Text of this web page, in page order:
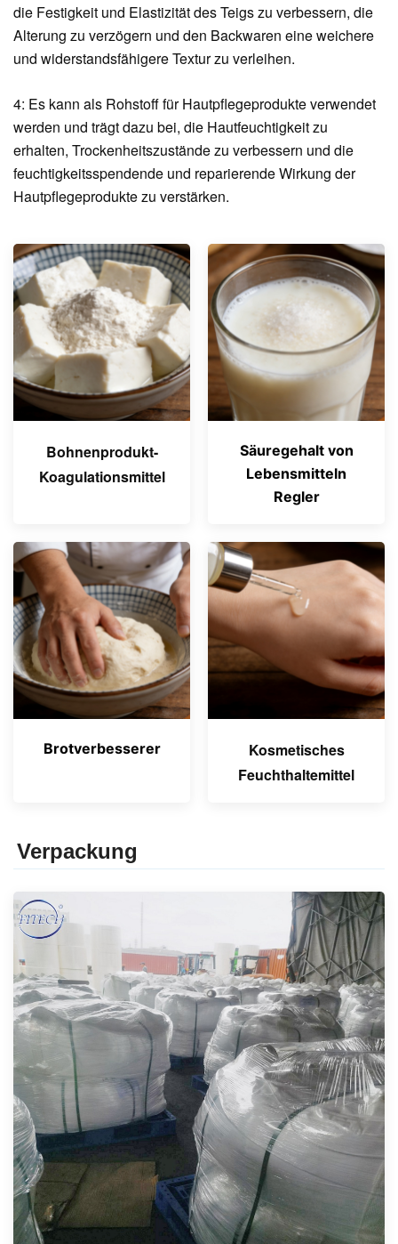
die Festigkeit und Elastizität des Teigs zu verbessern, die
Alterung zu verzögern und den Backwaren eine weichere
und widerstandsfähigere Textur zu verleihen.
4: Es kann als Rohstoff für Hautpflegeprodukte verwendet
werden und trägt dazu bei, die Hautfeuchtigkeit zu
erhalten, Trockenheitszustände zu verbessern und die
feuchtigkeitsspendende und reparierende Wirkung der
Hautpflegeprodukte zu verstärken.
Bohnenprodukt-
Koagulationsmittel
Säuregehalt von
Lebensmitteln
Regler
Brotverbesserer
Kosmetisches
Feuchthaltemittel
Verpackung